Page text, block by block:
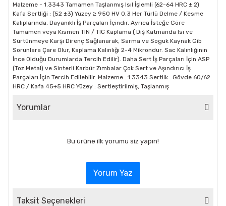
Malzeme - 1.3343 Tamamen Taşlanmış Isıl İşlemli (62-64 HRC ± 2)
Kafa Sertliği : (52 ±3) Yüzey ≥ 950 HV 0.3 Her Türlü Delme / Kesme
Kalıplarında, Dayanıklı İş Parçaları İçindir. Ayrıca İsteğe Göre
Tamamen veya Kısmen TIN / TIC Kaplama ( Dış Katmanda Isı ve
Sürtünmeye Karşı Direnç Sağlanarak, Sarma ve Soguk Kaynak Gib
Sorunlara Çare Olur, Kaplama Kalınlığı 2-4 Mikrondur. Sac Kalınlığının
İnce Olduğu Durumlarda Tercih Edilir). Daha Sert İş Parçaları İçin ASP
(Toz Metal) ve Sinterli Karbür Zımbalar Çok Sert ve Aşındırıcı İş
Parçaları İçin Tercih Edilebilir. Malzeme : 1.3343 Sertlik : Gövde 60/62
HRC / Kafa 45+5 HRC Yüzey : Sertleştirilmiş, Taşlanmış
Yorumlar
Bu ürüne ilk yorumu siz yapın!
Yorum Yaz
Taksit Seçenekleri